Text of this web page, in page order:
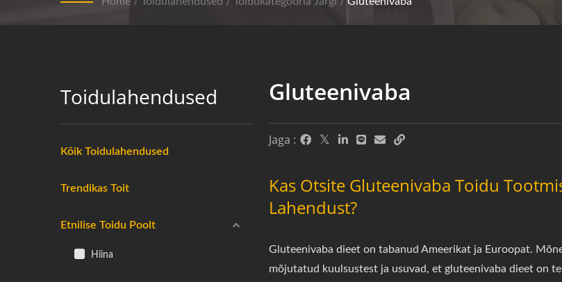
Toidulahendused
Kõik Toidulahendused
Trendikas Toit
Etnilise Toidu Poolt
Hiina
Gluteenivaba
Jaga :
Kas Otsite Gluteenivaba Toidu
Lahendust?
Gluteenivaba dieet on tabanud Ameerikat ja Euroopat.
mõjutatud kuulsustest ja usuvad, et gluteenivaba dieet on